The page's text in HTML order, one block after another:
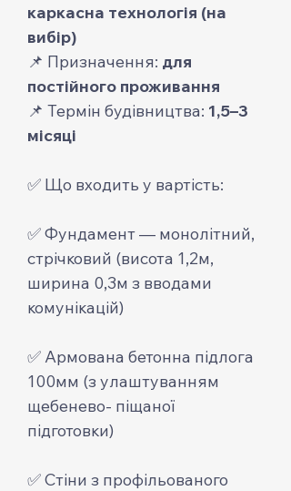
каркасна технологія (на
вибір)
📌 Призначення: для
постійного проживання
📌 Термін будівництва: 1,5–3
місяці
✅ Що входить у вартість:
✅ Фундамент — монолітний,
стрічковий (висота 1,2м,
ширина 0,3м з вводами
комунікацій)
✅ Армована бетонна підлога
100мм (з улаштуванням
щебенево- піщаної
підготовки)
✅ Стіни з профільованого